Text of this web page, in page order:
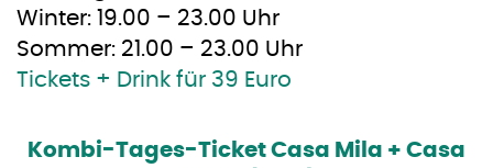
Winter: 19.00 – 23.00 Uhr
Sommer: 21.00 – 23.00 Uhr
Tickets + Drink für 39 Euro
Kombi-Tages-Ticket Casa Mila + Casa